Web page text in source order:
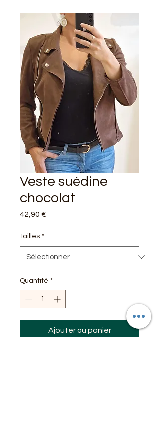
Veste suédine
chocolat
42,90 €
Tailles *
Quantité *
Ajouter au panier